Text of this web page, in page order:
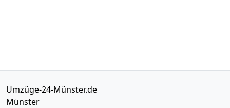
Umzüge-24-Münster.de
Münster